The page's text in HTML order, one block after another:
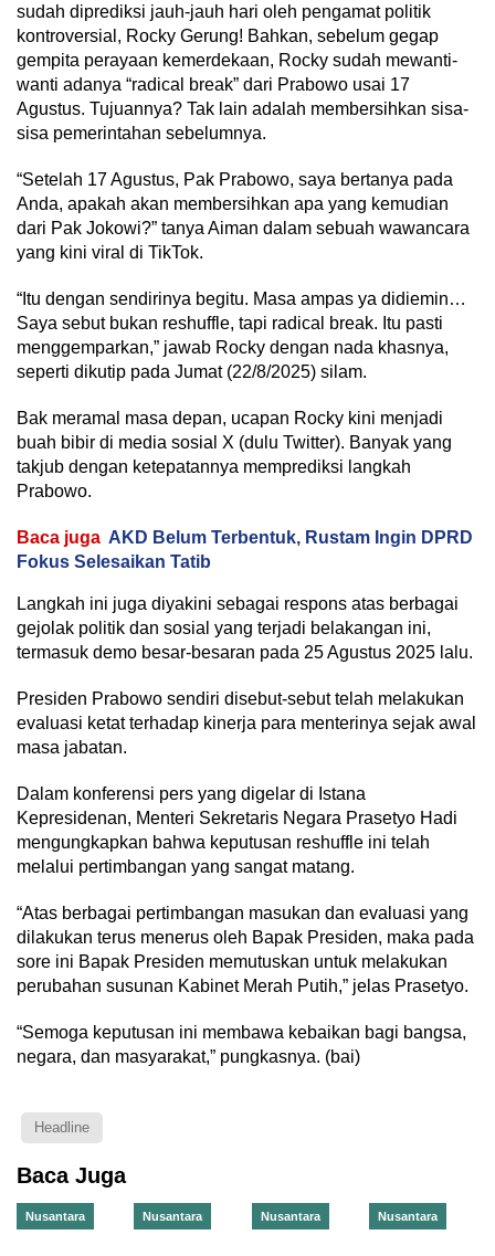
sudah diprediksi jauh-jauh hari oleh pengamat politik
kontroversial, Rocky Gerung! Bahkan, sebelum gegap
gempita perayaan kemerdekaan, Rocky sudah mewanti-
wanti adanya “radical break” dari Prabowo usai 17
Agustus. Tujuannya? Tak lain adalah membersihkan sisa-
sisa pemerintahan sebelumnya.
“Setelah 17 Agustus, Pak Prabowo, saya bertanya pada
Anda, apakah akan membersihkan apa yang kemudian
dari Pak Jokowi?” tanya Aiman dalam sebuah wawancara
yang kini viral di TikTok.
“Itu dengan sendirinya begitu. Masa ampas ya didiemin…
Saya sebut bukan reshuffle, tapi radical break. Itu pasti
menggemparkan,” jawab Rocky dengan nada khasnya,
seperti dikutip pada Jumat (22/8/2025) silam.
Bak meramal masa depan, ucapan Rocky kini menjadi
buah bibir di media sosial X (dulu Twitter). Banyak yang
takjub dengan ketepatannya memprediksi langkah
Prabowo.
Baca juga AKD Belum Terbentuk, Rustam Ingin DPRD
Fokus Selesaikan Tatib
Langkah ini juga diyakini sebagai respons atas berbagai
gejolak politik dan sosial yang terjadi belakangan ini,
termasuk demo besar-besaran pada 25 Agustus 2025 lalu.
Presiden Prabowo sendiri disebut-sebut telah melakukan
evaluasi ketat terhadap kinerja para menterinya sejak awal
masa jabatan.
Dalam konferensi pers yang digelar di Istana
Kepresidenan, Menteri Sekretaris Negara Prasetyo Hadi
mengungkapkan bahwa keputusan reshuffle ini telah
melalui pertimbangan yang sangat matang.
“Atas berbagai pertimbangan masukan dan evaluasi yang
dilakukan terus menerus oleh Bapak Presiden, maka pada
sore ini Bapak Presiden memutuskan untuk melakukan
perubahan susunan Kabinet Merah Putih,” jelas Prasetyo.
“Semoga keputusan ini membawa kebaikan bagi bangsa,
negara, dan masyarakat,” pungkasnya. (bai)
Headline
Baca Juga
Nusantara Nusantara Nusantara Nusantara